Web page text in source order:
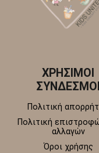
ΧΡΗΣΙΜΟΙ
ΣΥΝΔΕΣΜΟΙ
Πολιτική
Πολιτική
αλλαγών
Όροι χρήσης